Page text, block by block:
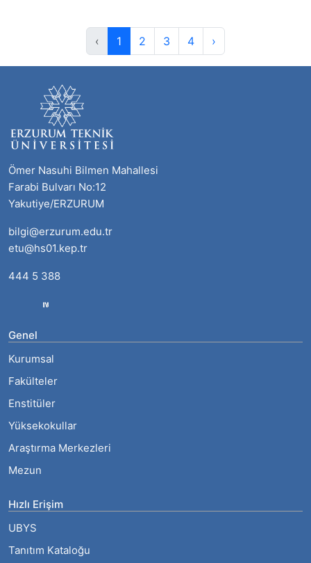
‹ 1 2 3 4 ›
Ömer Nasuhi Bilmen Mahallesi
Farabi Bulvarı No:12
Yakutiye/ERZURUM
bilgi@erzurum.edu.tr
etu@hs01.kep.tr
444 5 388
Genel
Kurumsal
Fakülteler
Enstitüler
Yüksekokullar
Araştırma Merkezleri
Mezun
Hızlı Erişim
UBYS
Tanıtım Kataloğu